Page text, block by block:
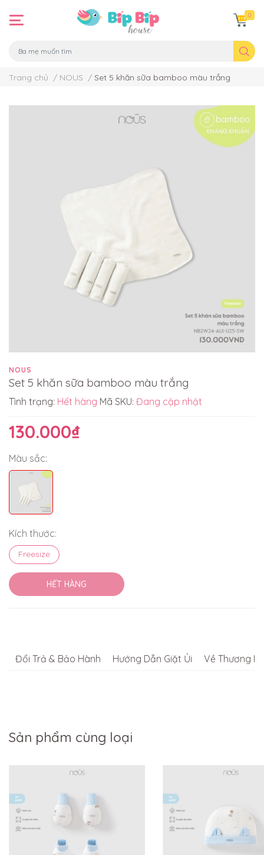
0
Trang chủ / NOUS / Set 5 khăn sữa bamboo màu trắng
NOUS
Set 5 khăn sữa bamboo màu trắng
Tình trạng: Hết hàng Mã SKU: Đang cập nhật
130.000₫
Màu sắc:
Kích thước:
Freesize
HẾT HÀNG
Đổi Trả & Bảo Hành Hướng Dẫn Giặt Ủi Về Thương
Sản phẩm cùng loại